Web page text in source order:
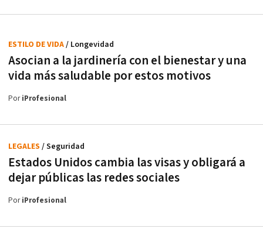
Asocian a la jardinería con el bienestar y una
vida más saludable por estos motivos
ESTILO DE VIDA/ Longevidad
PoriProfesional
Estados Unidos cambia las visas y obligará a
dejar públicas las redes sociales
LEGALES / Seguridad
PoriProfesional